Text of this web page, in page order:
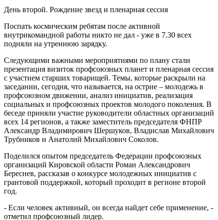
День второй. Рождение звезд и пленарная сессия
Поспать космическим ребятам после активной
внутрикомандной работы никто не дал - уже в 7.30 всех
подняли на утреннюю зарядку.
Следующими важными мероприятиями по плану стали
презентация визиток профсоюзных планет и пленарная сессия
с участием старших товарищей. Темы, которые раскрыли на
заседании, сегодня, что называется, на острие – молодежь в
профсоюзном движении, анализ инициатив, реализация
социальных и профсоюзных проектов молодого поколения. В
беседе приняли участие руководители областных организаций
всех 14 регионов, а также заместитель председателя ФНПР
Александр Владимирович Шершуков, Владислав Михайлович
Трубников и Анатолий Михайлович Соколов.
Поделился опытом председатель Федерации профсоюзных
организаций Кировской области Роман Александрович
Береснев, рассказав о конкурсе молодежных инициатив с
грантовой поддержкой, который проходит в регионе второй
год.
- Если человек активный, он всегда найдет себе применение, -
отметил профсоюзный лидер.